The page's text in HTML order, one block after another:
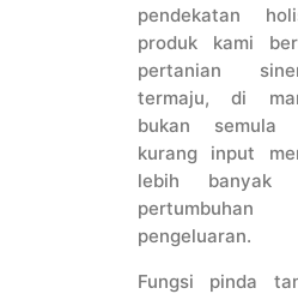
pendekatan
produk kami
pertanian
termaju, di
bukan
kurang input
lebih banyak
pengeluaran.
Fungsi pinda